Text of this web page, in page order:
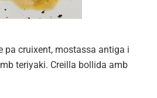
pa cruixent, mostassa antiga i
teriyaki. Creilla bollida amb